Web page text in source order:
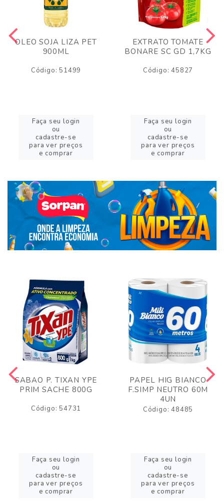
OLEO SOJA LIZA PET
900ML
Código: 51499
Faça seu login
ou
cadastre-se
para ver preços
e comprar
EXTRATO TOMATE
BONARE SC GD 1,7KG
Código: 45827
Faça seu login
ou
cadastre-se
para ver preços
e comprar
SABAO P. TIXAN YPE
PRIM SACHE 800G
Código: 54731
Faça seu login
ou
cadastre-se
para ver preços
e comprar
PAPEL HIG BIANCO
F.SIMP NEUTRO 60M
4UN
Código: 48485
Faça seu login
ou
cadastre-se
para ver preços
e comprar